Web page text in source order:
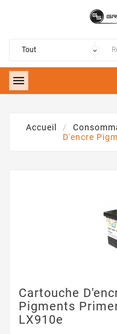

Accueil
D'encre
Cartouche
Pigments
LX910e